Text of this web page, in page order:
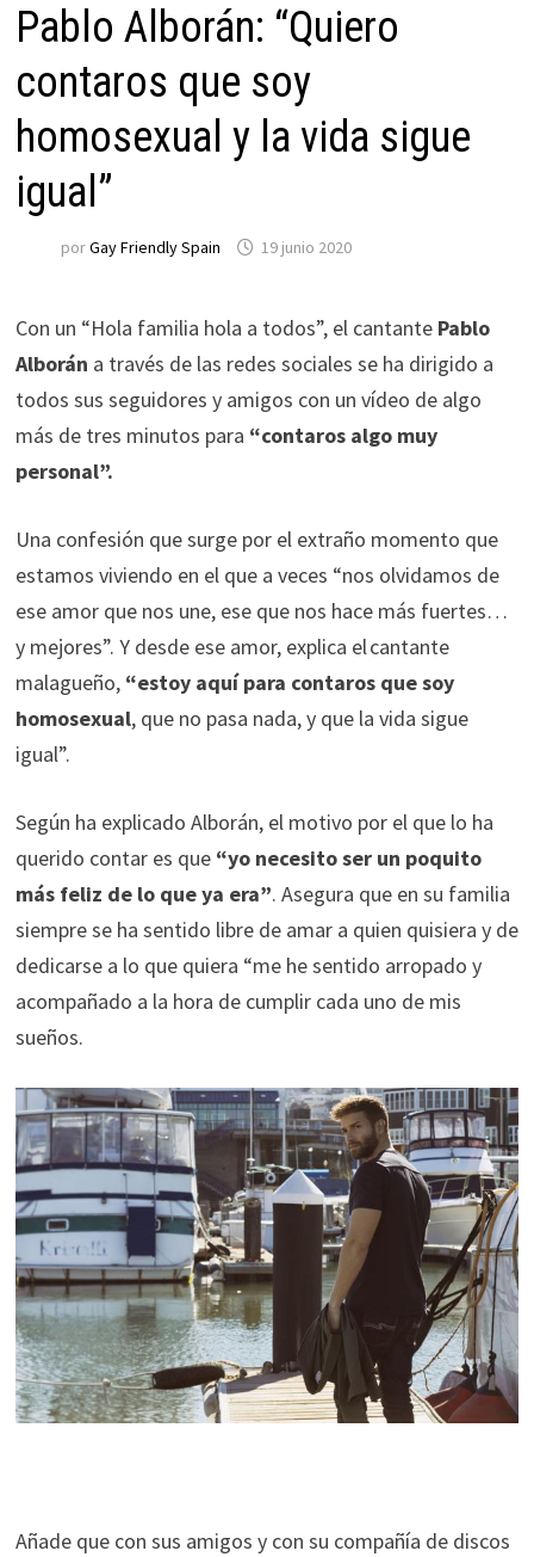
Pablo Alborán: “Quiero
contaros que soy
homosexual y la vida sigue
igual”
porGay Friendly Spain 19 junio 2020
Con un “Hola familia hola a todos”, el cantantePablo
Alborán a través de las redes sociales se ha dirigido a
todos sus seguidores y amigos con un vídeo de algo
más de tres minutos para “contaros algo muy
personal”.
Una confesión que surge por el extraño momento que
estamos viviendo en el que a veces “nos olvidamos de
ese amor que nos une, ese que nos hace más fuertes…
y mejores”. Y desde ese amor, explica el cantante
malagueño,“estoy aquí para contaros que soy
homosexual, que no pasa nada, y que la vida sigue
igual”.
Según ha explicado Alborán, el motivo por el que lo ha
querido contar es que “yo necesito ser un poquito
más feliz de lo que ya era”. Asegura que en su familia
siempre se ha sentido libre de amar a quien quisiera y de
dedicarse a lo que quiera “me he sentido arropado y
acompañado a la hora de cumplir cada uno de mis
sueños.
Añade que con sus amigos y con su compañía de discos